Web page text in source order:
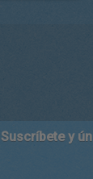
Suscríbete y